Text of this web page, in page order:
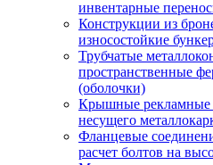
инвентарные
Конструкции из
износостойкие
Трубчатые
пространственные
(оболочки)
Крышные рекламные
несущего
Фланцевые
расчет болтов на